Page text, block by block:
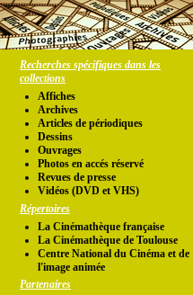
Recherches spécifiques dans les
collections
Affiches
Archives
Articles de périodiques
Dessins
Ouvrages
Photos en accés réservé
Revues de presse
Vidéos (DVD et VHS)
Répertoires
La Cinémathèque française
La Cinémathèque de Toulouse
Centre National du Cinéma et de
l'image animée
Partenaires